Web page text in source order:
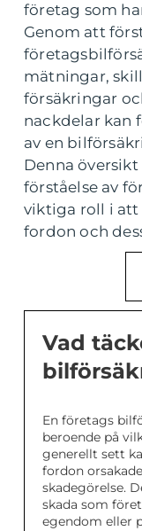
företag som
Genom att
mätningar,
försäkringar
nackdelar kan
av en
Denna
förståelse av
viktiga roll i att
fordon och
Vad
En företags
beroende på
generellt sett
fordon
skadegörelse.
skada som
egendom eller